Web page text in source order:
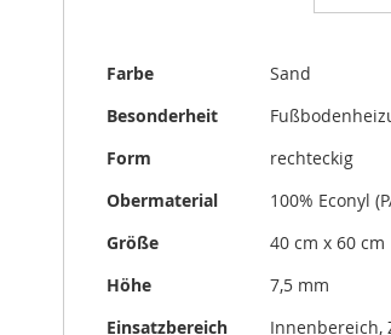
Mehr
Farbe
Sand
Besonderheit
Form
rechteckig
Obermaterial
100% Econyl
Größe
40 cm x 60 cm
Höhe
7,5 mm
Einsatzbereich
Innenbereich,